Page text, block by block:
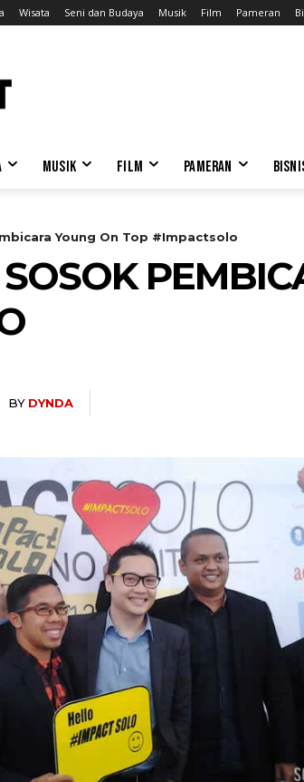
Wisata Seni dan Budaya Musik Film Pameran
MUSIK FILM PAMERAN
Young On Top #Impactsolo
BY DYNDA